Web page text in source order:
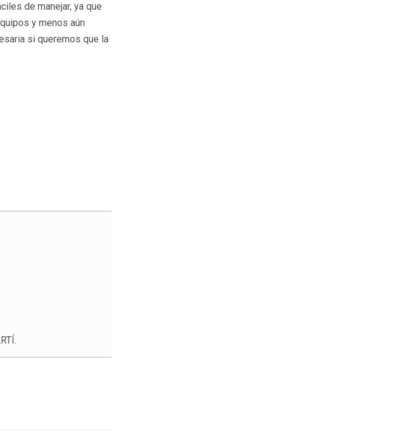
de manejar, ya que
y menos aún
si queremos que la